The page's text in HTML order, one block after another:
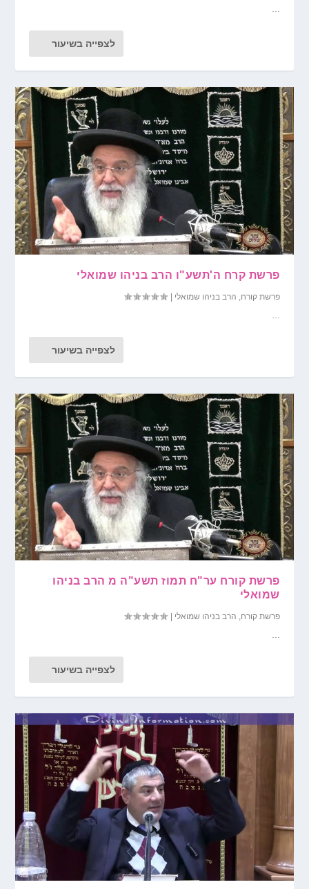
לצפייה בשיעור
פרשת קרח ה'תשע"ו הרב בניהו שמואלי
פרשת קורח הרב בניהו שמואלי |
לצפייה בשיעור
פרשת קורח ער"ח תמוז תשע"ה מ הרב בניהו
שמואלי
פרשת קורח, הרב בניהו שמואלי |
...
לצפייה בשיעור